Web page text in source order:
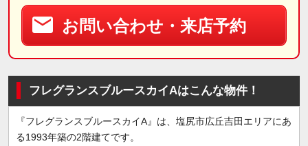
お問い合わせ・来店予約
フレグランスブルースカイAはこんな物件！
『フレグランスブルースカイA』は、塩尻市広丘吉田エリアにあ
る1993年築の2階建てです。